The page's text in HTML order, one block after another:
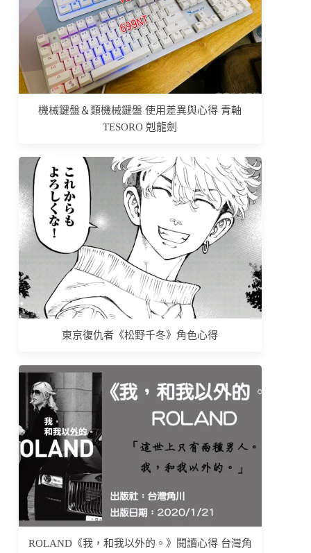
機械鍵盤＆類機械鍵盤 使用差異與心得 青軸
TESORO 剋龍劍
東京復仇者《松野千冬》角色心得
ROLAND《我，和我以外的。》閱讀心得 台灣角